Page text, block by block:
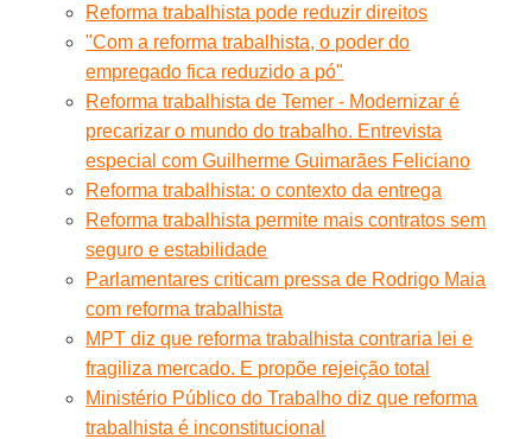
Reforma trabalhista pode reduzir direitos
"Com a reforma trabalhista, o poder do
empregado fica reduzido a pó"
Reforma trabalhista de Temer - Modernizar é
precarizar o mundo do trabalho. Entrevista
especial com Guilherme Guimarães Feliciano
Reforma trabalhista: o contexto da entrega
Reforma trabalhista permite mais contratos sem
seguro e estabilidade
Parlamentares criticam pressa de Rodrigo Maia
com reforma trabalhista
MPT diz que reforma trabalhista contraria lei e
fragiliza mercado. E propõe rejeição total
Ministério Público do Trabalho diz que reforma
trabalhista é inconstitucional